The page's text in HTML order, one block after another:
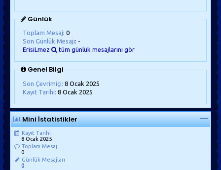
Günlük
Toplam Mesaj: 0
Son Günlük Mesajı : -
ErisiLmez
tüm günlük mesajlarını gör
Genel Bilgi
Son Çevrimiçi: 8 Ocak 2025
Kayıt Tarihi: 8 Ocak 2025
Mini İstatistikler
Kayıt Tarihi
8 Ocak 2025
Toplam Mesaj
0
Günlük Mesajları
0